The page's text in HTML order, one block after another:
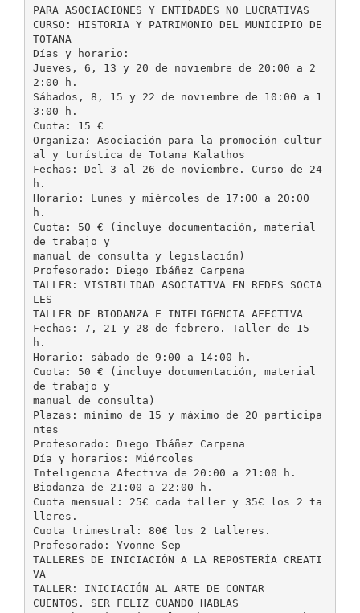
PARA ASOCIACIONES Y ENTIDADES NO LUCRATIVAS
CURSO: HISTORIA Y PATRIMONIO DEL MUNICIPIO DE
TOTANA
Días y horario:
Jueves, 6, 13 y 20 de noviembre de 20:00 a 2
2:00 h.
Sábados, 8, 15 y 22 de noviembre de 10:00 a 1
3:00 h.
Cuota: 15 €
Organiza: Asociación para la promoción cultur
al y turística de Totana Kalathos
Fechas: Del 3 al 26 de noviembre. Curso de 24
h.
Horario: Lunes y miércoles de 17:00 a 20:00
h.
Cuota: 50 € (incluye documentación, material
de trabajo y
manual de consulta y legislación)
Profesorado: Diego Ibáñez Carpena
TALLER: VISIBILIDAD ASOCIATIVA EN REDES SOCIA
LES
TALLER DE BIODANZA E INTELIGENCIA AFECTIVA
Fechas: 7, 21 y 28 de febrero. Taller de 15
h.
Horario: sábado de 9:00 a 14:00 h.
Cuota: 50 € (incluye documentación, material
de trabajo y
manual de consulta)
Plazas: mínimo de 15 y máximo de 20 participa
ntes
Profesorado: Diego Ibáñez Carpena
Día y horarios: Miércoles
Inteligencia Afectiva de 20:00 a 21:00 h.
Biodanza de 21:00 a 22:00 h.
Cuota mensual: 25€ cada taller y 35€ los 2 ta
lleres.
Cuota trimestral: 80€ los 2 talleres.
Profesorado: Yvonne Sep
TALLERES DE INICIACIÓN A LA REPOSTERÍA CREATI
VA
TALLER: INICIACIÓN AL ARTE DE CONTAR
CUENTOS. SER FELIZ CUANDO HABLAS